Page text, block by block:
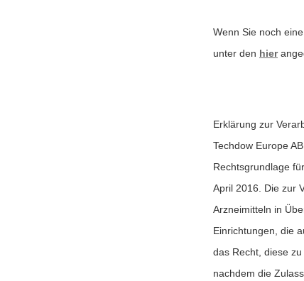
Wenn Sie noch
unter den hier
Erklärung zur
Techdow Europe
Rechtsgrundlage
April 2016. Die zur
Arzneimitteln in
Einrichtungen, die
das Recht, diese
nachdem die